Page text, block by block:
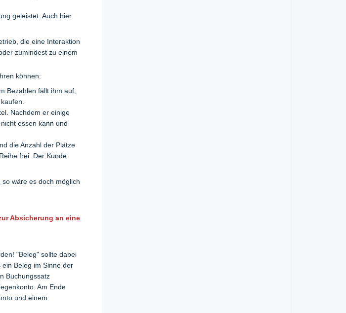
geleistet. Auch hier
die eine Interaktion
zumindest zu einem
können:
Bezahlen fällt ihm auf,
Nachdem er einige
essen kann und
die Anzahl der Plätze
frei. Der Kunde
wäre es doch möglich
Absicherung an eine
"Beleg" sollte dabei
Beleg im Sinne der
Buchungssatz
Am Ende
und einem